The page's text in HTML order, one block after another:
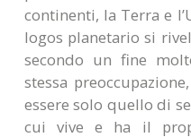
continenti, la Terra e
logos planetario si
secondo un fine
stessa
essere solo quello di
cui vive e ha il